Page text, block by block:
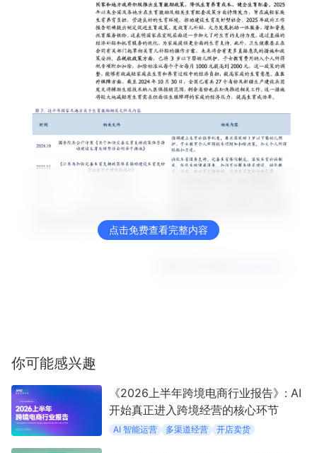
点击免费查看完整内容
你可能感兴趣
《2026上半年跨境电商行业报告》: AI
开始真正进入跨境经营的核心环节
AI 智能运营 多渠道经营 开店卖货